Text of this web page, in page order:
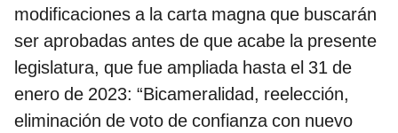
modificaciones a la carta magna que buscarán
ser aprobadas antes de que acabe la presente
legislatura, que fue ampliada hasta el 31 de
enero de 2023: “Bicameralidad, reelección,
eliminación de voto de confianza con nuevo